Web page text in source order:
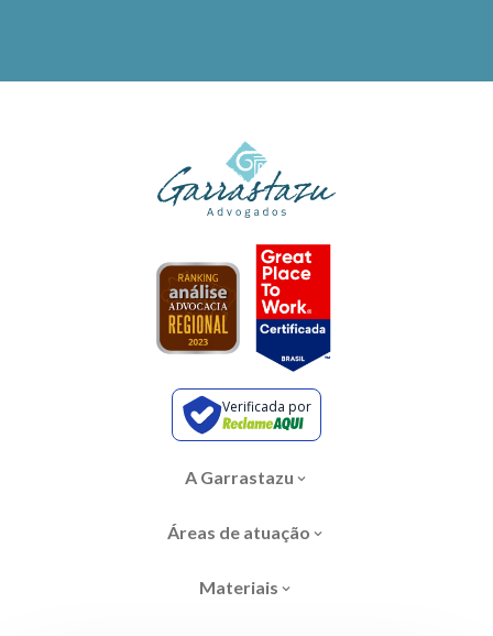
Verificada por
A Garrastazu
Áreas de atuação
Materiais